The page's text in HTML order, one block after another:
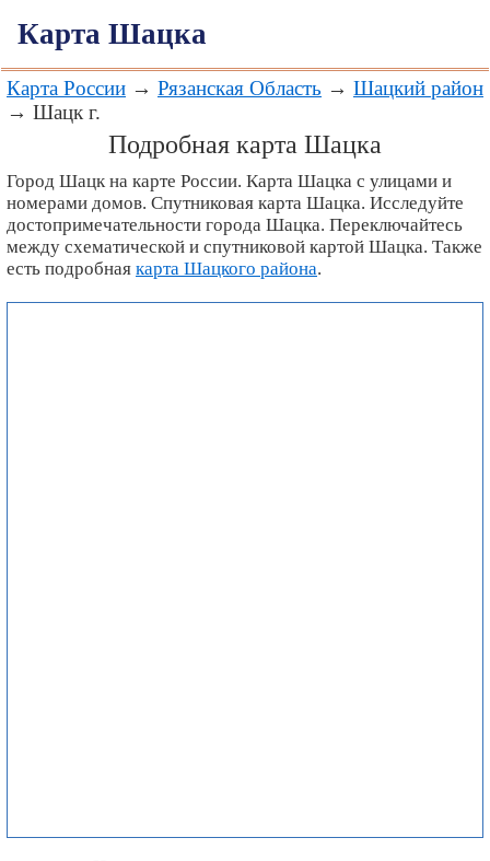
Карта Шацка
Карта России → Рязанская Область → Шацкий район
→ Шацк г.
Подробная карта Шацка
Город Шацк на карте России. Карта Шацка с улицами и
номерами домов. Спутниковая карта Шацка. Исследуйте
достопримечательности города Шацка. Переключайтесь
между схематической и спутниковой картой Шацка. Также
есть подробная карта Шацкого района.